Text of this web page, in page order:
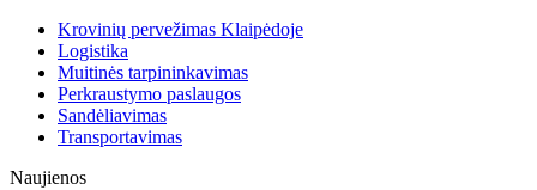
Krovinių pervežimas Klaipėdoje
Logistika
Muitinės tarpininkavimas
Perkraustymo paslaugos
Sandėliavimas
Transportavimas
Naujienos